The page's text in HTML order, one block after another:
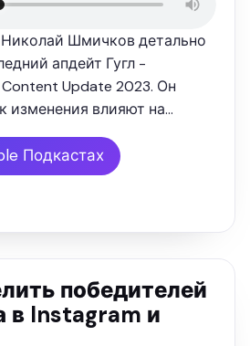
Шмичков детально
апдейт Гугл -
Update 2023. Он
изменения влияют на
темы подкаста Критерии
Причины …
Подкастах
победителей
Instagram и